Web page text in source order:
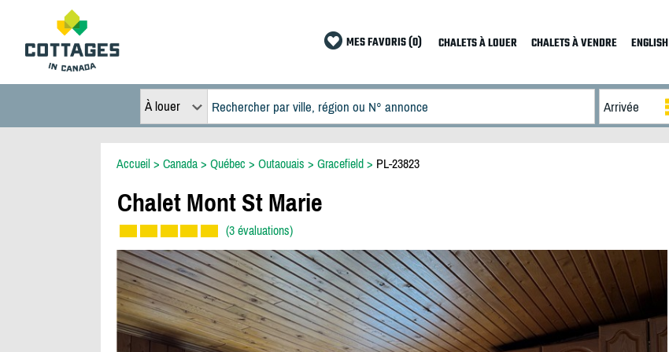
MES FAVORIS (0) CHALETS À LOUER CHALETS À VENDRE ENGLISH
À louer
Accueil> Canada> Québec > Outaouais > Gracefield> PL-23823
Chalet Mont St Marie
(3 évaluations)